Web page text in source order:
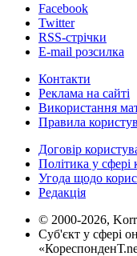
Facebook
Twitter
RSS-стрічки
E-mail розсилка
Контакти
Реклама на сайті
Використання
Правила
Договір
Політика у сфері
Угода щодо
Редакція
© 2000-2026,
Суб'єкт у сфері